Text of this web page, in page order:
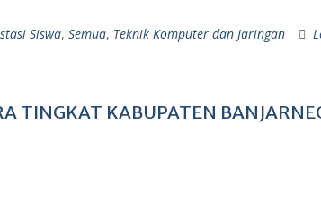
Siswa, Semua, Teknik Komputer dan Jaringan
TINGKAT KABUPATEN